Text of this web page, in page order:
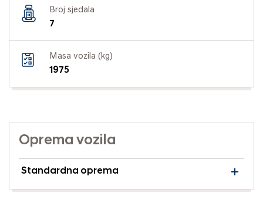
Broj sjedala
7
Masa vozila (kg)
1975
Oprema vozila
Standardna oprema